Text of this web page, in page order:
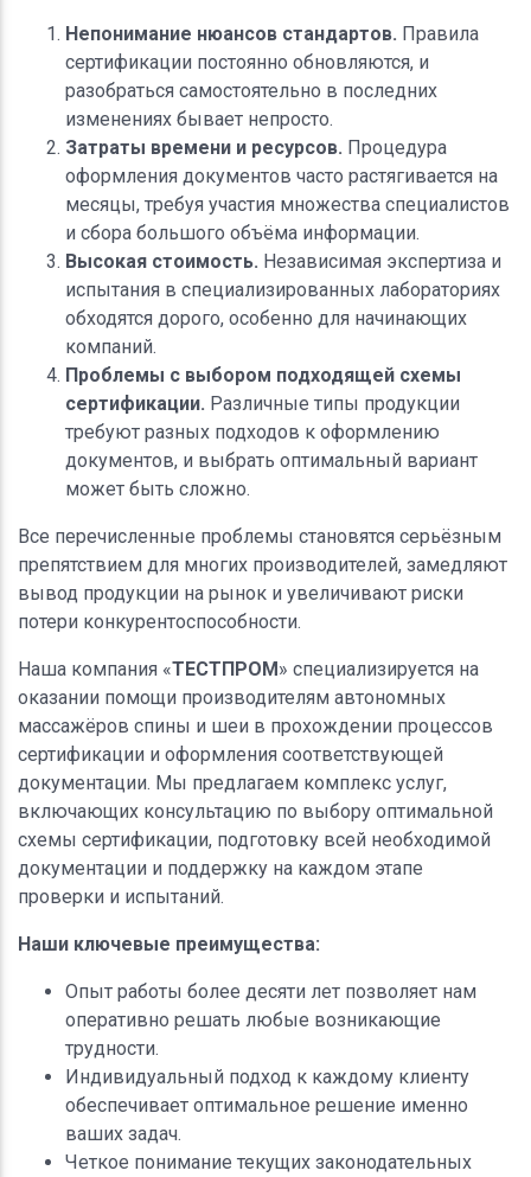
Непонимание нюансов стандартов. Правила
сертификации постоянно обновляются, и
разобраться самостоятельно в последних
изменениях бывает непросто.
Затраты времени и ресурсов. Процедура
оформления документов часто растягивается на
месяцы, требуя участия множества специалистов
и сбора большого объёма информации.
Высокая стоимость. Независимая экспертиза и
испытания в специализированных лабораториях
обходятся дорого, особенно для начинающих
компаний.
Проблемы с выбором подходящей схемы
сертификации. Различные типы продукции
требуют разных подходов к оформлению
документов, и выбрать оптимальный вариант
может быть сложно.
Все перечисленные проблемы становятся серьёзным
препятствием для многих производителей, замедляют
вывод продукции на рынок и увеличивают риски
потери конкурентоспособности.
Наша компания «ТЕСТПРОМ» специализируется на
оказании помощи производителям автономных
массажёров спины и шеи в прохождении процессов
сертификации и оформления соответствующей
документации. Мы предлагаем комплекс услуг,
включающих консультацию по выбору оптимальной
схемы сертификации, подготовку всей необходимой
документации и поддержку на каждом этапе
проверки и испытаний.
Наши ключевые преимущества:
Опыт работы более десяти лет позволяет нам
оперативно решать любые возникающие
трудности.
Индивидуальный подход к каждому клиенту
обеспечивает оптимальное решение именно
ваших задач.
Четкое понимание текущих законодательных